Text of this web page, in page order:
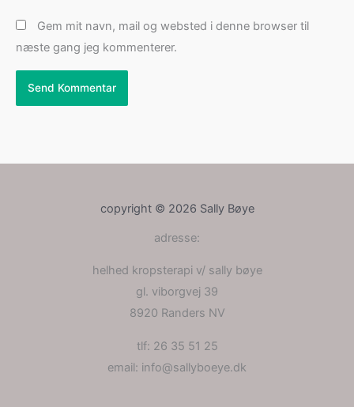
Gem mit navn, mail og websted i denne browser til
næste gang jeg kommenterer.
copyright © 2026 Sally Bøye
adresse:
helhed kropsterapi v/ sally bøye
gl. viborgvej 39
8920 Randers NV
tlf: 26 35 51 25
email: info@sallyboeye.dk